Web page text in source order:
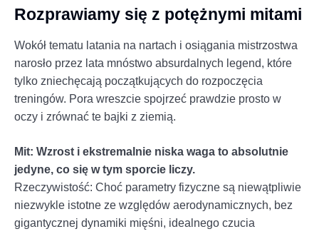
Rozprawiamy się z potężnymi mitami
Wokół tematu latania na nartach i osiągania mistrzostwa
narosło przez lata mnóstwo absurdalnych legend, które
tylko zniechęcają początkujących do rozpoczęcia
treningów. Pora wreszcie spojrzeć prawdzie prosto w
oczy i zrównać te bajki z ziemią.
Mit: Wzrost i ekstremalnie niska waga to absolutnie
jedyne, co się w tym sporcie liczy.
Rzeczywistość: Choć parametry fizyczne są niewątpliwie
niezwykle istotne ze względów aerodynamicznych, bez
gigantycznej dynamiki mięśni, idealnego czucia